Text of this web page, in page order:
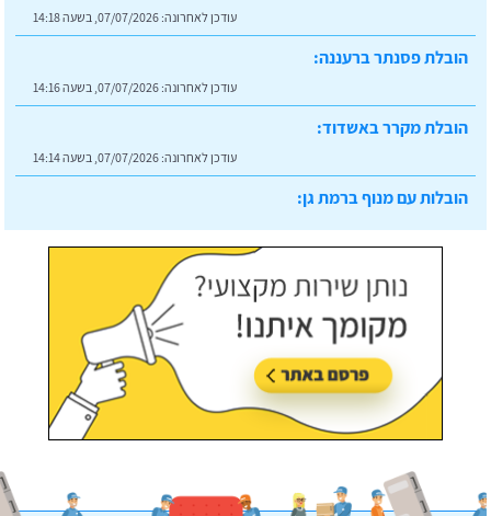
עודכן לאחרונה: 07/07/2026, בשעה 14:18
הובלת פסנתר ברעננה:
עודכן לאחרונה: 07/07/2026, בשעה 14:16
הובלת מקרר באשדוד:
עודכן לאחרונה: 07/07/2026, בשעה 14:14
הובלות עם מנוף ברמת גן:
עודכן לאחרונה:07/07/2026, בשעה 14:23